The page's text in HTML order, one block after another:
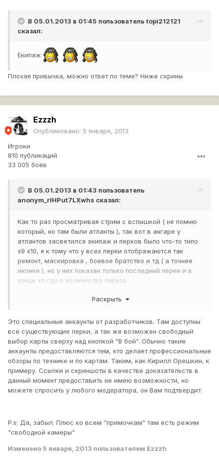
В 05.01.2013 в 01:45 пользователь topi212121
сказал:
Екипаж
Плохая привычка, можно ответ по теме? Ниже скрины
Ezzzh
Опубликовано: 5 января, 2013
Игроки
810 публикаций
33 005 боёв
В 05.01.2013 в 01:43 пользователь
anonym_rlHPut7LXwhs сказал:
Как то раз просматривая стрим с вспышкой ( не помню
который, но там были атланты ), так вот в ангаре у
атлантов засветился экипаж и перков было что-то типо
х9 х10, я к тому что у всех перки отображаются так
ремонт, маскировка , боевое братство и тд ( а точнее
иконки ), но у них показан только последний перки и в
конце хn где n количество перков
Вопрос: со скольки перков начинается подобная ересь?
Раскрыть
Это специальные аккаунты от разработчиков. Там доступны
все существующие перки, а так же возможен свободный
выбор карты сверху над кнопкой "В бой". Обычно такие
аккаунты предоставляются тем, кто делает профессиональные
обзоры по технике и по картам. Таким, как Кирилл Орешкин, к
примеру. Ссылки и скриншоты в качестве доказательств в
данный момент предоставить не имею возможности, но
можете спросить у любого модератора, он Вам подтвердит.
P.s: Да, забыл. Плюс ко всем "примочкам" там есть режим
"свободной камеры"
Изменено 5 января, 2013 пользователем Ezzzh